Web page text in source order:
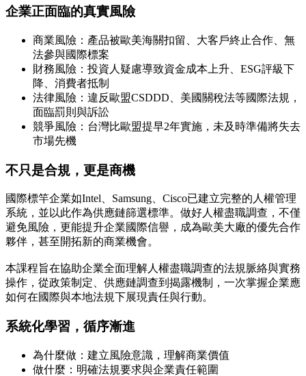
企業正面臨的真實風險
商業風險：產品被歐美海關扣留、大客戶終止合作、無
法參與國際標案
財務風險：投資人疑慮導致資金成本上升、ESG評級下
降、消費者抵制
法律風險：違反歐盟CSDDD、美國關稅法等國際法規，
面臨罰則與訴訟
競爭風險：台灣比歐盟提早2年實施，未及時準備將失去
市場先機
不只是合規，更是商機
國際標竿企業如Intel、Samsung、Cisco已建立完整的人權管理
系統，並以此作為供應鏈篩選標準。做好人權盡職調查，不僅
避免風險，更能提升企業國際信譽，成為歐美大廠的優先合作
夥伴，甚至開拓新的商業機會。
本課程旨在協助企業全面理解人權盡職調查的法規脈絡與實務
操作，從政策制定、供應鏈調查到揭露機制，一次掌握企業應
如何在國際與本地法規下展現責任與行動。
系統化學習，循序漸進
為什麼做：建立風險意識，理解商業價值
做什麼：明確法規要求與企業責任範圍